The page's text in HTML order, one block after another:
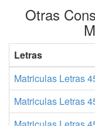
Otras
Letras
Matriculas Letras
Matriculas Letras